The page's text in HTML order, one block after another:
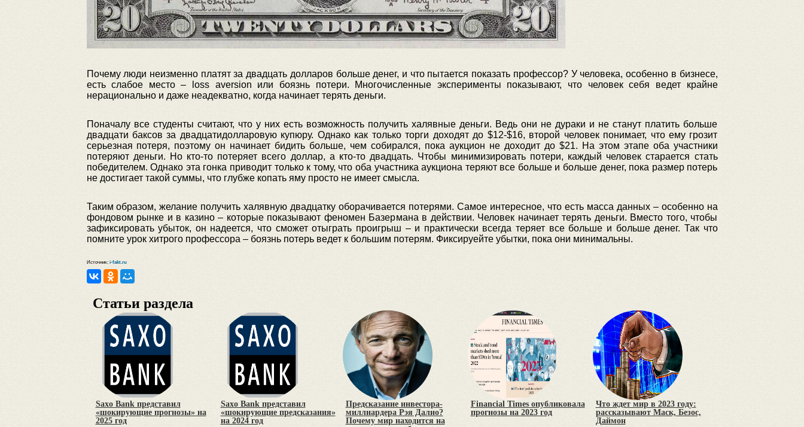
Почему люди неизменно платят за двадцать долларов больше денег, и что пытается показать профессор? У человека, особенно в бизнесе,
есть слабое место – loss aversion или боязнь потери. Многочисленные эксперименты показывают, что человек себя ведет крайне
нерационально и даже неадекватно, когда начинает терять деньги.
Поначалу все студенты считают, что у них есть возможность получить халявные деньги. Ведь они не дураки и не станут платить больше
двадцати баксов за двадцатидолларовую купюру. Однако как только торги доходят до $12-$16, второй человек понимает, что ему грозит
серьезная потеря, поэтому он начинает бидить больше, чем собирался, пока аукцион не доходит до $21. На этом этапе оба участники
потеряют деньги. Но кто-то потеряет всего доллар, а кто-то двадцать. Чтобы минимизировать потери, каждый человек старается стать
победителем. Однако эта гонка приводит только к тому, что оба участника аукциона теряют все больше и больше денег, пока размер потерь
не достигает такой суммы, что глубже копать яму просто не имеет смысла.
Таким образом, желание получить халявную двадцатку оборачивается потерями. Самое интересное, что есть масса данных – особенно на
фондовом рынке и в казино – которые показывают феномен Базермана в действии. Человек начинает терять деньги. Вместо того, чтобы
зафиксировать убыток, он надеется, что сможет отыграть проигрыш – и практически всегда теряет все больше и больше денег. Так что
помните урок хитрого профессора – боязнь потерь ведет к большим потерям. Фиксируейте убытки, пока они минимальны.
Источник: i-fakt.ru
Статьи раздела
Saxo Bank представил
«шокирующие прогнозы» на
2025 год
Saxo Bank представил
«шокирующие предсказания»
на 2024 год
Предсказание инвестора-
миллиардера Рэя Далио?
Почему мир находится на
Financial Times опубликовала
прогнозы на 2023 год
Что ждет мир в 2023 году:
рассказывают Маск, Безос,
Даймон